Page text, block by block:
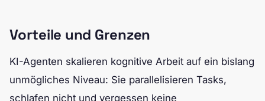
Vorteile und Grenzen
KI-Agenten skalieren kognitive Arbeit auf ein bislang
unmögliches Niveau: Sie parallelisieren Tasks,
schlafen nicht und vergessen keine